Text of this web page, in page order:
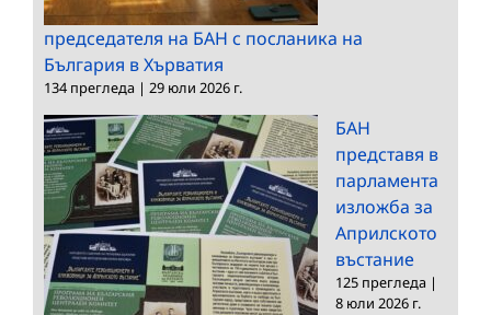
председателя на БАН с посланика на
България в Хърватия
134 прегледа | 29 юли 2026 г.
БАН
представя в
парламента
изложба за
Априлското
въстание
125 прегледа |
8 юли 2026 г.